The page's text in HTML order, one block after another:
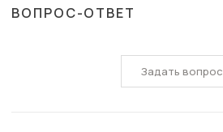
ВОПРОС-ОТВЕТ
Задать вопрос